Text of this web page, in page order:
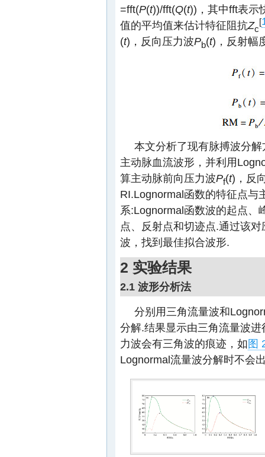
=fft(P(t))/fft(Q(t))，其中fft表示
值的平均值来估计特征阻抗Zc
[
(t)，反向压力波Pb(t)，反射幅
本文分析了现有脉搏波分
主动脉血流波形，并利用
算主动脉前向压力波Pf(t)，反
RI.Lognormal函数的特征点与
系:Lognormal函数波的起点、
点、反射点和切迹点.通过该
波，找到最佳拟合波形.
2 实验结果
2.1 波形分析法
分别用三角流量波和
分解.结果显示由三角流量波
力波会有三角波的痕迹，如图
Lognormal流量波分解时不会